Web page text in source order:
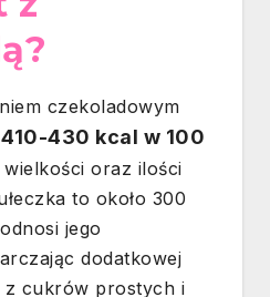
czekoladowym
410-430 kcal w 100
oraz ilości
to około 300
jego
dodatkowej
z cukrów prostych i